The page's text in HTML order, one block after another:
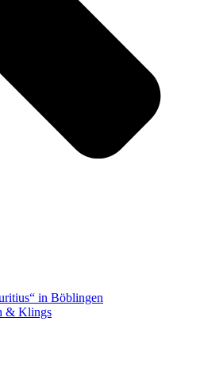
in Böblingen
& Klings